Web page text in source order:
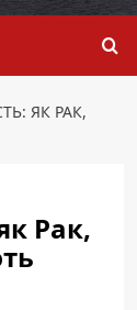
ЯК РАК,
Рак,